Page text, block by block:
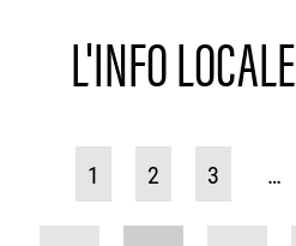
L'INFO LOCALE
1 2 3 …